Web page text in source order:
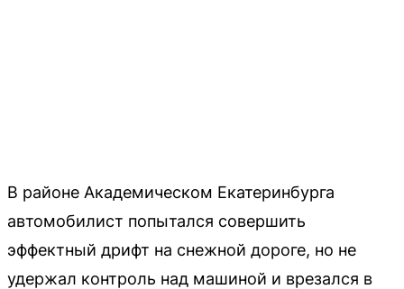
В районе Академическом Екатеринбурга
автомобилист попытался совершить
эффектный дрифт на снежной дороге, но не
удержал контроль над машиной и врезался в